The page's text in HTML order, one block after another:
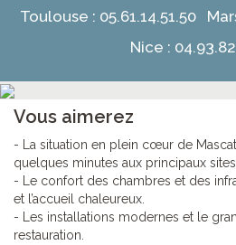
Toulouse : 05.61.14.51.50
Nice :
Vous aimerez
- La situation en plein cœur de
quelques minutes aux principaux
- Le confort des chambres et des
et l’accueil chaleureux.
- Les installations modernes et le
restauration.